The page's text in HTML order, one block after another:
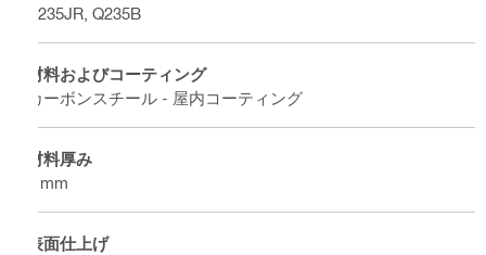
S235JR, Q235B
材料およびコーティング
カーボンスチール - 屋内コーティング
材料厚み
4 mm
表面仕上げ